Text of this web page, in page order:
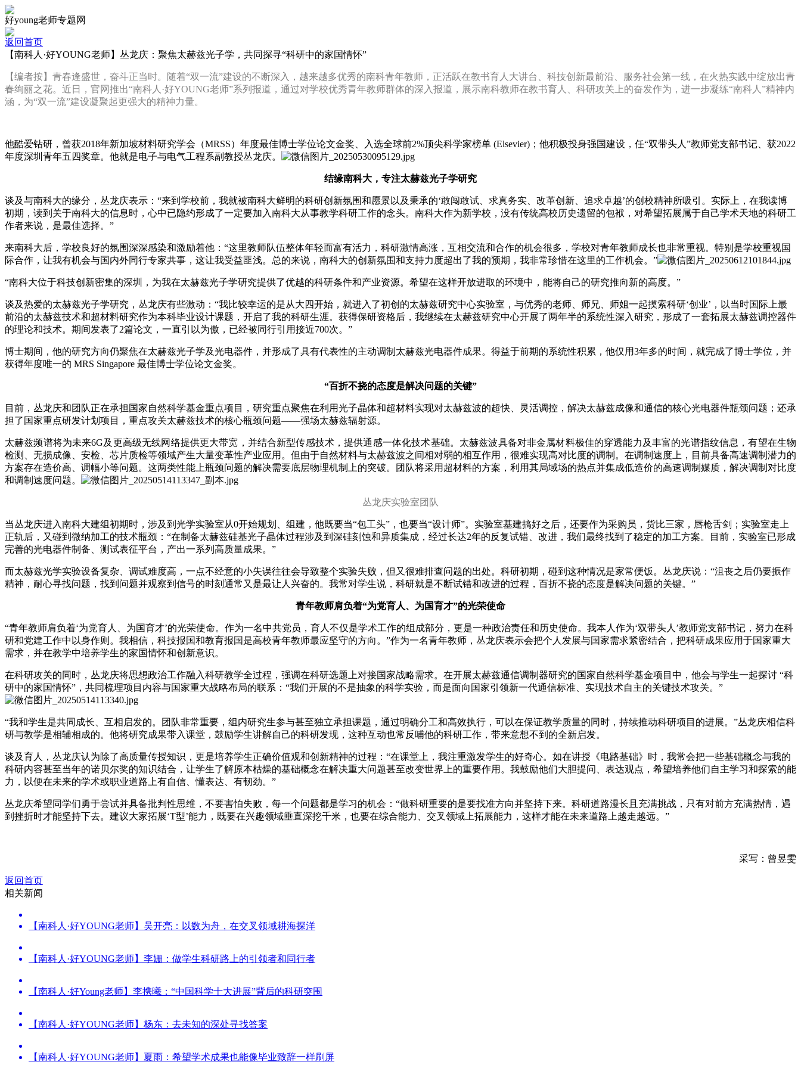
好young老师专题网
返回首页
【南科人·好YOUNG老师】丛龙庆：聚焦太赫兹光子学，共同探寻“科研中的家国情怀”
【编者按】青春逢盛世，奋斗正当时。随着“双一流”建设的不断深入，越来越多优秀的南科青年教师，正活跃在教书育人大讲台、科技创新最前沿、服务社会第一线，在火热实践中绽放出青
春绚丽之花。近日，官网推出“南科人·好YOUNG老师”系列报道，通过对学校优秀青年教师群体的深入报道，展示南科教师在教书育人、科研攻关上的奋发作为，进一步凝练“南科人”精神内
涵，为“双一流”建设凝聚起更强大的精神力量。
他酷爱钻研，曾获2018年新加坡材料研究学会（MRSS）年度最佳博士学位论文金奖、入选全球前2%顶尖科学家榜单 (Elsevier)；他积极投身强国建设，任“双带头人”教师党支部书记、获2022
年度深圳青年五四奖章。他就是电子与电气工程系副教授丛龙庆。
结缘南科大，专注太赫兹光子学研究
谈及与南科大的缘分，丛龙庆表示：“来到学校前，我就被南科大鲜明的科研创新氛围和愿景以及秉承的‘敢闯敢试、求真务实、改革创新、追求卓越’的创校精神所吸引。实际上，在我读博
初期，读到关于南科大的信息时，心中已隐约形成了一定要加入南科大从事教学科研工作的念头。南科大作为新学校，没有传统高校历史遗留的包袱，对希望拓展属于自己学术天地的科研工
作者来说，是最佳选择。”
来南科大后，学校良好的氛围深深感染和激励着他：“这里教师队伍整体年轻而富有活力，科研激情高涨，互相交流和合作的机会很多，学校对青年教师成长也非常重视。特别是学校重视国
际合作，让我有机会与国内外同行专家共事，这让我受益匪浅。总的来说，南科大的创新氛围和支持力度超出了我的预期，我非常珍惜在这里的工作机会。”
“南科大位于科技创新密集的深圳，为我在太赫兹光子学研究提供了优越的科研条件和产业资源。希望在这样开放进取的环境中，能将自己的研究推向新的高度。”
谈及热爱的太赫兹光子学研究，丛龙庆有些激动：“我比较幸运的是从大四开始，就进入了初创的太赫兹研究中心实验室，与优秀的老师、师兄、师姐一起摸索科研‘创业’，以当时国际上最
前沿的太赫兹技术和超材料研究作为本科毕业设计课题，开启了我的科研生涯。获得保研资格后，我继续在太赫兹研究中心开展了两年半的系统性深入研究，形成了一套拓展太赫兹调控器件
的理论和技术。期间发表了2篇论文，一直引以为傲，已经被同行引用接近700次。”
博士期间，他的研究方向仍聚焦在太赫兹光子学及光电器件，并形成了具有代表性的主动调制太赫兹光电器件成果。得益于前期的系统性积累，他仅用3年多的时间，就完成了博士学位，并
获得年度唯一的 MRS Singapore 最佳博士学位论文金奖。
“百折不挠的态度是解决问题的关键”
目前，丛龙庆和团队正在承担国家自然科学基金重点项目，研究重点聚焦在利用光子晶体和超材料实现对太赫兹波的超快、灵活调控，解决太赫兹成像和通信的核心光电器件瓶颈问题；还承
担了国家重点研发计划项目，重点攻关太赫兹技术的核心瓶颈问题——强场太赫兹辐射源。
太赫兹频谱将为未来6G及更高级无线网络提供更大带宽，并结合新型传感技术，提供通感一体化技术基础。太赫兹波具备对非金属材料极佳的穿透能力及丰富的光谱指纹信息，有望在生物
检测、无损成像、安检、芯片质检等领域产生大量变革性产业应用。但由于自然材料与太赫兹波之间相对弱的相互作用，很难实现高对比度的调制。在调制速度上，目前具备高速调制潜力的
方案存在造价高、调幅小等问题。这两类性能上瓶颈问题的解决需要底层物理机制上的突破。团队将采用超材料的方案，利用其局域场的热点并集成低造价的高速调制媒质，解决调制对比度
和调制速度问题。
丛龙庆实验室团队
当丛龙庆进入南科大建组初期时，涉及到光学实验室从0开始规划、组建，他既要当“包工头”，也要当“设计师”。实验室基建搞好之后，还要作为采购员，货比三家，唇枪舌剑；实验室走上
正轨后，又碰到微纳加工的技术瓶颈：“在制备太赫兹硅基光子晶体过程涉及到深硅刻蚀和异质集成，经过长达2年的反复试错、改进，我们最终找到了稳定的加工方案。目前，实验室已形成
完善的光电器件制备、测试表征平台，产出一系列高质量成果。”
而太赫兹光学实验设备复杂、调试难度高，一点不经意的小失误往往会导致整个实验失败，但又很难排查问题的出处。科研初期，碰到这种情况是家常便饭。丛龙庆说：“沮丧之后仍要振作
精神，耐心寻找问题，找到问题并观察到信号的时刻通常又是最让人兴奋的。我常对学生说，科研就是不断试错和改进的过程，百折不挠的态度是解决问题的关键。”
青年教师肩负着“为党育人、为国育才”的光荣使命
“青年教师肩负着‘为党育人、为国育才’的光荣使命。作为一名中共党员，育人不仅是学术工作的组成部分，更是一种政治责任和历史使命。我本人作为‘双带头人’教师党支部书记，努力在科
研和党建工作中以身作则。我相信，科技报国和教育报国是高校青年教师最应坚守的方向。”作为一名青年教师，丛龙庆表示会把个人发展与国家需求紧密结合，把科研成果应用于国家重大
需求，并在教学中培养学生的家国情怀和创新意识。
在科研攻关的同时，丛龙庆将思想政治工作融入科研教学全过程，强调在科研选题上对接国家战略需求。在开展太赫兹通信调制器研究的国家自然科学基金项目中，他会与学生一起探讨 “科
研中的家国情怀”，共同梳理项目内容与国家重大战略布局的联系：“我们开展的不是抽象的科学实验，而是面向国家引领新一代通信标准、实现技术自主的关键技术攻关。”
“我和学生是共同成长、互相启发的。团队非常重要，组内研究生参与甚至独立承担课题，通过明确分工和高效执行，可以在保证教学质量的同时，持续推动科研项目的进展。”丛龙庆相信科
研与教学是相辅相成的。他将研究成果带入课堂，鼓励学生讲解自己的科研发现，这种互动也常反哺他的科研工作，带来意想不到的全新启发。
谈及育人，丛龙庆认为除了高质量传授知识，更是培养学生正确价值观和创新精神的过程：“在课堂上，我注重激发学生的好奇心。如在讲授《电路基础》时，我常会把一些基础概念与我的
科研内容甚至当年的诺贝尔奖的知识结合，让学生了解原本枯燥的基础概念在解决重大问题甚至改变世界上的重要作用。我鼓励他们大胆提问、表达观点，希望培养他们自主学习和探索的能
力，以便在未来的学术或职业道路上有自信、懂表达、有韧劲。”
丛龙庆希望同学们勇于尝试并具备批判性思维，不要害怕失败，每一个问题都是学习的机会：“做科研重要的是要找准方向并坚持下来。科研道路漫长且充满挑战，只有对前方充满热情，遇
到挫折时才能坚持下去。建议大家拓展‘T型’能力，既要在兴趣领域垂直深挖千米，也要在综合能力、交叉领域上拓展能力，这样才能在未来道路上越走越远。”
采写：曾昱雯
返回首页
相关新闻
【南科人·好YOUNG老师】吴开亮：以数为舟，在交叉领域耕海探洋
【南科人·好YOUNG老师】李姗：做学生科研路上的引领者和同行者
【南科人·好Young老师】李携曦：“中国科学十大进展”背后的科研突围
【南科人·好YOUNG老师】杨东：去未知的深处寻找答案
【南科人·好YOUNG老师】夏雨：希望学术成果也能像毕业致辞一样刷屏